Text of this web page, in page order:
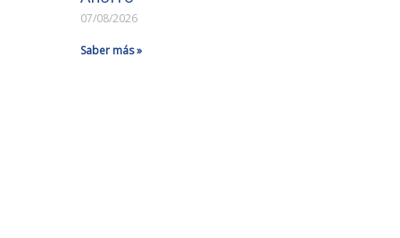
07/08/2026
Saber más »